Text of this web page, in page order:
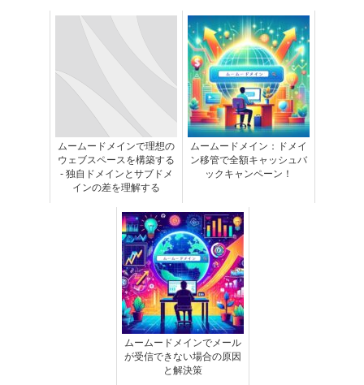
ムームードメインで理想の
ウェブスペースを構築する
- 独自ドメインとサブドメ
インの差を理解する
ムームードメイン：ドメイ
ン移管で全額キャッシュバ
ックキャンペーン！
ムームードメインでメール
が受信できない場合の原因
と解決策